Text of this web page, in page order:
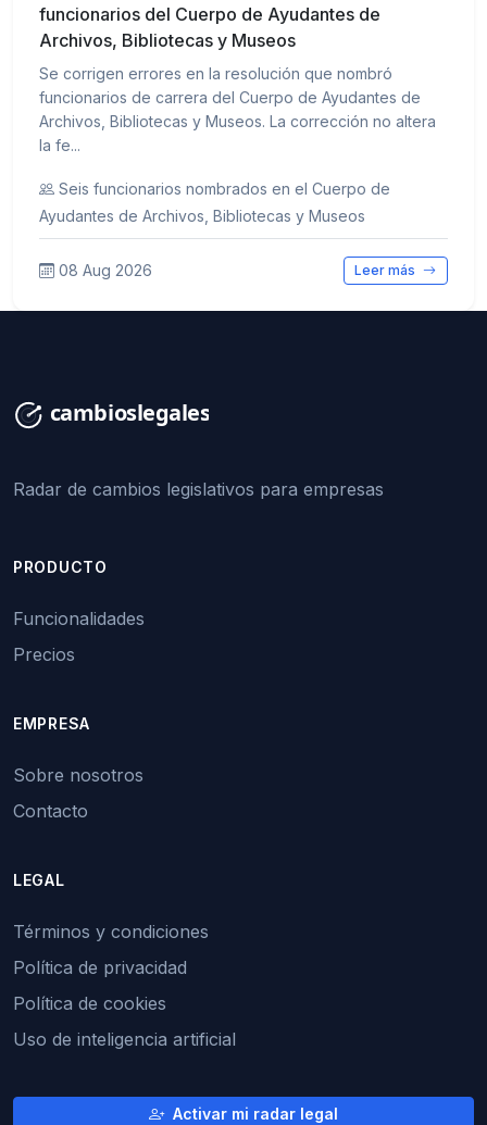
funcionarios del Cuerpo de Ayudantes de
Archivos, Bibliotecas y Museos
Se corrigen errores en la resolución que nombró
funcionarios de carrera del Cuerpo de Ayudantes de
Archivos, Bibliotecas y Museos. La corrección no altera
la fe...
Seis funcionarios nombrados en el Cuerpo de
Ayudantes de Archivos, Bibliotecas y Museos
08 Aug 2026 Leer más
Radar de cambios legislativos para empresas
PRODUCTO
Funcionalidades
Precios
EMPRESA
Sobre nosotros
Contacto
LEGAL
Términos y condiciones
Política de privacidad
Política de cookies
Uso de inteligencia artificial
Activar mi radar legal